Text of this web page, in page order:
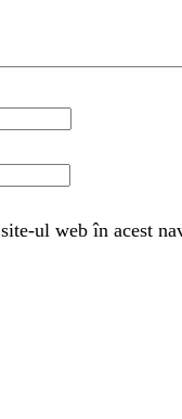
ul web în acest